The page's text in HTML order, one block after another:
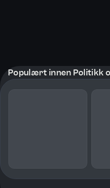
Populært innen Politikk